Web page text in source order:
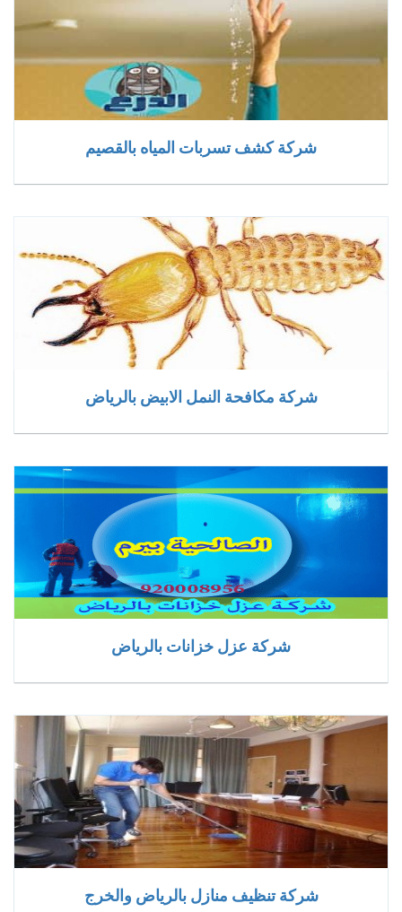
شركة كشف تسربات المياه بالقصيم
شركة مكافحة النمل الابيض بالرياض
شركة عزل خزانات بالرياض
شركة تنظيف منازل بالرياض والخرج